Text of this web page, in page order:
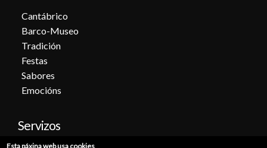
Cantábrico
Barco-Museo
Tradición
Festas
Sabores
Emocións
Servizos
Esta páxina web usa cookies